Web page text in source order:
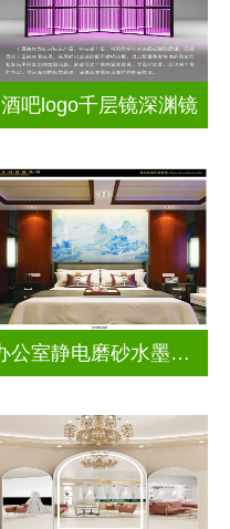
酒吧logo千层镜深渊镜
办公室静电磨砂水墨山水画玻璃